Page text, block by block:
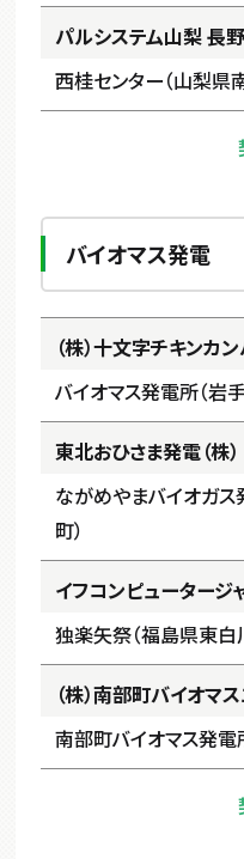
パルシステム山梨 長野
西桂センター（山梨県
バイオマス発電
（株）十文字チキンカ
バイオマス発電所（岩
東北おひさま発電（株）
ながめやまバイオガ
町）
イフコンピュータージ
独楽矢祭（福島県東白
（株）南部町バイオマ
南部町バイオマス発電